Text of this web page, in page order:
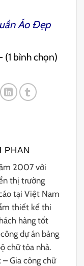
ÁoĐẹp
(1 bình chọn)
PHAN
2007 với
thị trường
tại Việt Nam
thiết kế thi
hàng tốt
dự án bảng
chữ tòa nhà.
– Gia công chữ